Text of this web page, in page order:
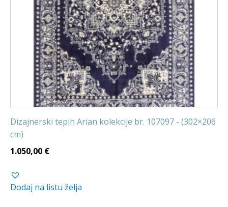
Dizajnerski tepih Arian kolekcije br. 107097 - (302×206
cm)
1.050,00 €
Dodaj na listu želja